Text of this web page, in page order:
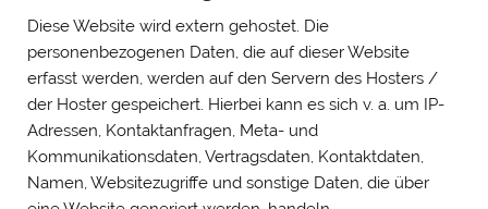
Diese Website wird extern gehostet. Die
personenbezogenen Daten, die auf dieser Website
erfasst werden, werden auf den Servern des Hosters /
der Hoster gespeichert. Hierbei kann es sich v. a. um IP-
Adressen, Kontaktanfragen, Meta- und
Kommunikationsdaten, Vertragsdaten, Kontaktdaten,
Namen, Websitezugriffe und sonstige Daten, die über